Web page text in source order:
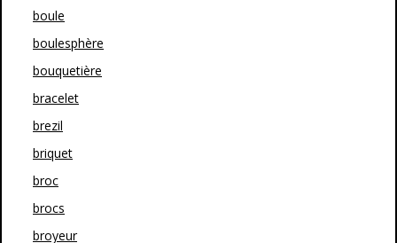
boule
boulesphère
bouquetière
bracelet
brezil
briquet
broc
brocs
broyeur